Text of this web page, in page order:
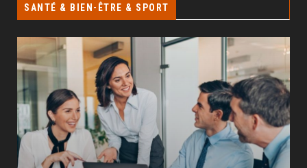
SANTÉ & BIEN-ÊTRE & SPORT
GÉO SEO : UN LEVIER INCONTOURNABLE POUR
LA VISIBILITÉ LOCALE